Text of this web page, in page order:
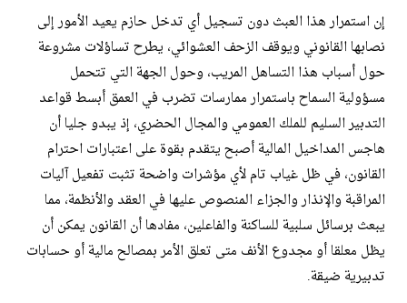
​إن استمرار هذا العبث دون تسجيل أي تدخل حازم يعيد الأمور إلى
نصابها القانوني ويوقف الزحف العشوائي، يطرح تساؤلات مشروعة
حول أسباب هذا التساهل المريب، وحول الجهة التي تتحمل
مسؤولية السماح باستمرار ممارسات تضرب في العمق أبسط قواعد
التدبير السليم للملك العمومي والمجال الحضري، إذ يبدو جليا أن
هاجس المداخيل المالية أصبح يتقدم بقوة على اعتبارات احترام
القانون، في ظل غياب تام لأي مؤشرات واضحة تثبت تفعيل آليات
المراقبة والإنذار والجزاء المنصوص عليها في العقد والأنظمة، مما
يبعث برسائل سلبية للساكنة والفاعلين، مفادها أن القانون يمكن أن
يظل معلقا أو مجدوع الأنف متى تعلق الأمر بمصالح مالية أو حسابات
تدبيرية ضيقة.